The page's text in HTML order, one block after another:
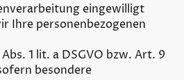
eingewilligt
Ihre personenbezogenen
1 lit. a DSGVO bzw. Art. 9
besondere